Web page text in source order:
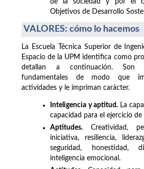
Objetivos de Desarrollo
VALORES: cómo lo hacemos
La Escuela Técnica Superior de
Espacio de la UPM identifica como
detallan a continuación. Son
fundamentales de modo que
actividades y le impriman carácter.
Inteligencia y aptitud. La
capacidad para el ejercicio
Aptitudes. Creatividad,
iniciativa, resiliencia,
seguridad, honestidad,
inteligencia emocional.